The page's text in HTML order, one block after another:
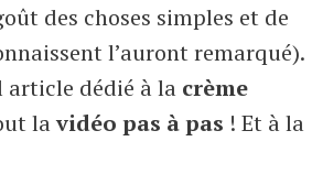
des choses simples et de
l’auront remarqué).
article dédié à la crème
lavidéo pas à pas ! Et à la